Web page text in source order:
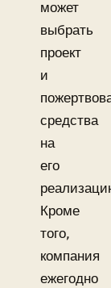
может
выбрать
проект
и
средства
на
его
Кроме
того,
компания
ежегодно